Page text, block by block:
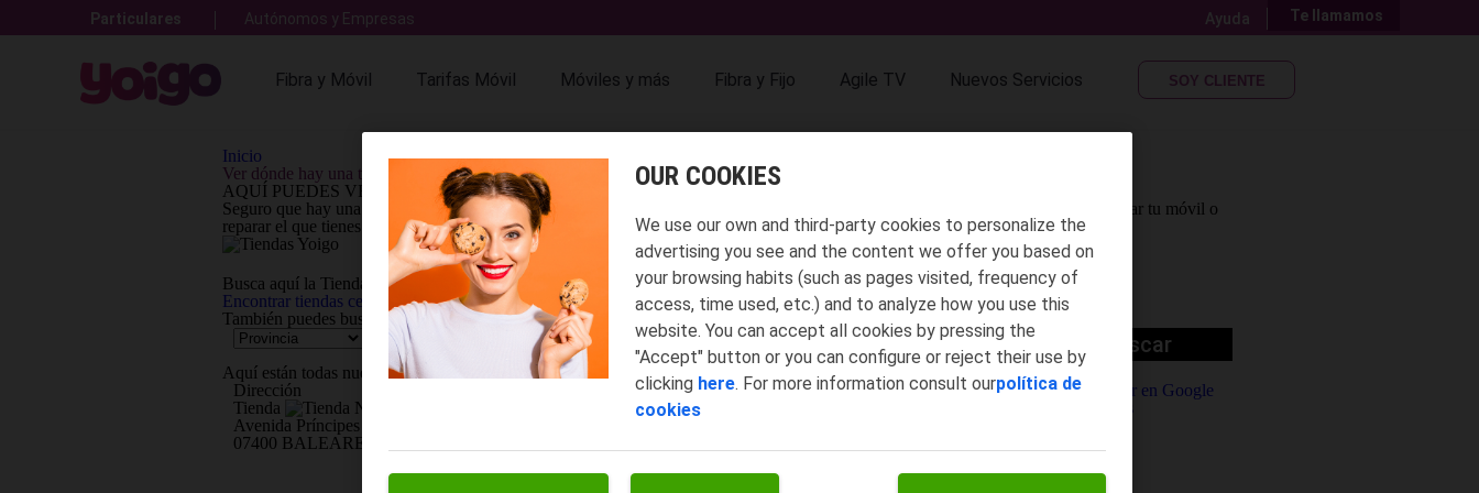
Particulares Autónomos y Empresas Te llamamos
Ayuda
Fibra y Móvil Tarifas Móvil Móviles y más Fibra y Fijo Agile TV Nuevos Servicios SOY CLIENTE
Inicio
Ver dónde hay una tienda Yoigo
AQUÍ PUEDES VER DÓNDE HAY UNA TIENDA YOIGO.
Seguro que hay una
tienda Yoigomuy cerquita de tu casa, de tu trabajo... donde puedes hacer muchas cosas:
venirte a Yoigo, renovar tu móvil o
reparar el que tienes.
Ah!, y¡no olvides echarle un ojo a nuestra revista!
Busca aquí la Tienda Yoigo cercana a tuubicación actual:
Encontrar tiendas cerca
de mí
También puedes buscar por dirección:
Buscar
Aquí están todas nuestras Tiendas Yoigo en Alcudia, Baleares:
Dirección
Tienda
Avenida Príncipes de España 5. ALCÚDIA
07400 BALEARES
Horario
Lunes: 10:00 - 13:30 , 17:00 - 20:00
Viernes: 10:00 - 13:30 , 17:00 - 20:00
Teléfono
OUR COOKIES
We use our own and third-party cookies to personalize the
advertising you see and the content we offer you based on
your browsing habits (such as pages visited, frequency of
access, time used, etc.) and to analyze how you use this
website. You can accept all cookies by pressing the
"Accept" button or you can conﬁgure or reject their use by
clicking here. For more information consult ourpolítica de
cookies